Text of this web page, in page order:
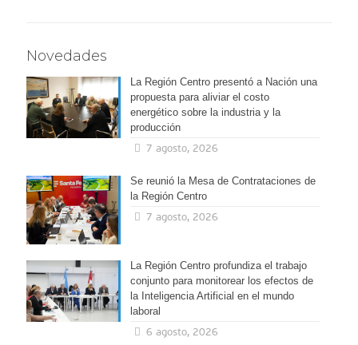
Novedades
La Región Centro presentó a Nación una
propuesta para aliviar el costo
energético sobre la industria y la
producción
7 agosto, 2026
Se reunió la Mesa de Contrataciones de
la Región Centro
7 agosto, 2026
La Región Centro profundiza el trabajo
conjunto para monitorear los efectos de
la Inteligencia Artificial en el mundo
laboral
6 agosto, 2026